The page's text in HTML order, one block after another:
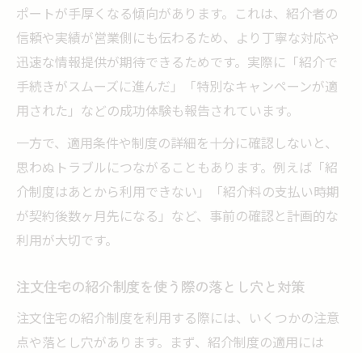
ポートが手厚くなる傾向があります。これは、紹介者の
信頼や実績が営業側にも伝わるため、より丁寧な対応や
迅速な情報提供が期待できるためです。実際に「紹介で
手続きがスムーズに進んだ」「特別なキャンペーンが適
用された」などの成功体験も報告されています。
一方で、適用条件や制度の詳細を十分に確認しないと、
思わぬトラブルにつながることもあります。例えば「紹
介制度はあとから利用できない」「紹介料の支払い時期
が契約後数ヶ月先になる」など、事前の確認と計画的な
利用が大切です。
注文住宅の紹介制度を使う際の落とし穴と対策
注文住宅の紹介制度を利用する際には、いくつかの注意
点や落とし穴があります。まず、紹介制度の適用には